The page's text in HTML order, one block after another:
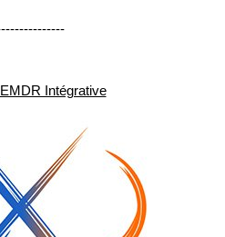
Intégrative